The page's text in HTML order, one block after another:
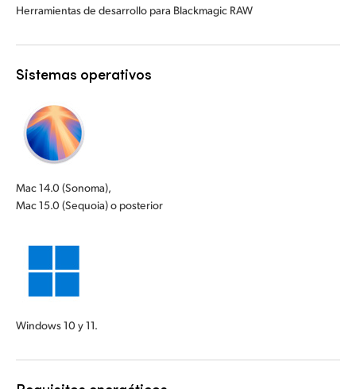
Herramientas de desarrollo para Blackmagic RAW
Sistemas operativos
Mac 14.0 (Sonoma),
Mac 15.0 (Sequoia) o posterior
Windows 10 y 11.